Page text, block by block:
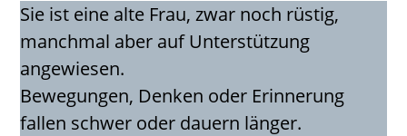
Sie ist eine alte Frau, zwar noch rüstig,
manchmal aber auf Unterstützung
angewiesen.
Bewegungen, Denken oder Erinnerung
fallen schwer oder dauern länger.